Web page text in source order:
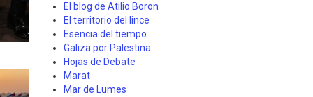
El blog de Atilio Boron
El territorio del lince
Esencia del tiempo
Galiza por Palestina
Hojas de Debate
Marat
Mar de Lumes